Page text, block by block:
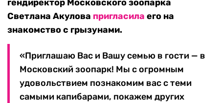
гендиректор Московского зоопарка
Светлана Акулова пригласила его на
знакомство с грызунами.
«Приглашаю Вас и Вашу семью в гости — в
Московский зоопарк! Мы с огромным
удовольствием познакомим вас с теми
самыми капибарами, покажем других